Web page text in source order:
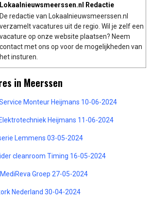
Lokaalnieuwsmeerssen.nl Redactie
De redactie van Lokaalnieuwsmeerssen.nl
verzamelt vacatures uit de regio. Wil je zelf een
vacature op onze website plaatsen? Neem
contact met ons op voor de mogelijkheden van
het insturen.
in Meerssen
Monteur Heijmans 10-06-2024
Heijmans 11-06-2024
Lemmens 03-05-2024
cleanroom Timing 16-05-2024
Groep 27-05-2024
Nederland 30-04-2024